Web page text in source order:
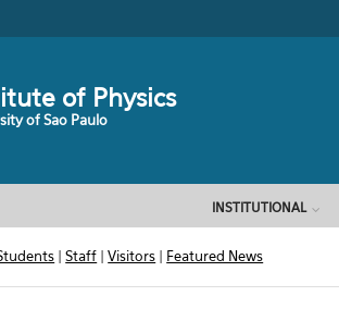
of Physics
of Sao Paulo
INSTITUTIONAL
|Staff |Visitors | Featured News